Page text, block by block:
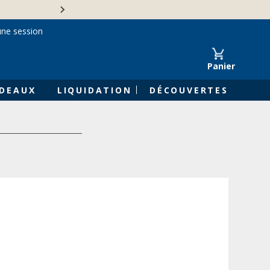
Panier
LIQUIDATION DÉCOUVERTES
session